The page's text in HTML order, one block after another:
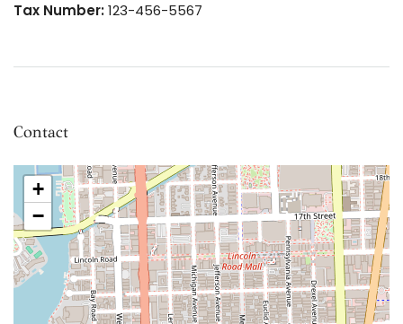
Tax Number:123-456-5567
Contact
+
−